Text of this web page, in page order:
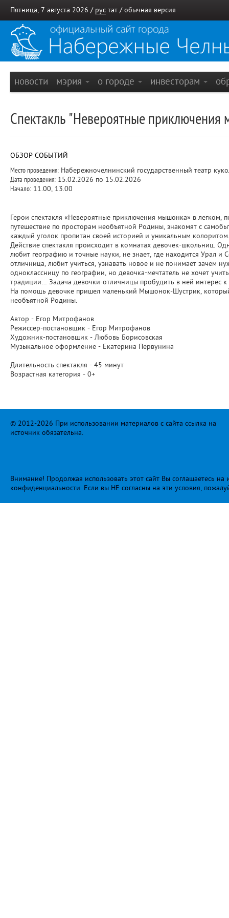
Пятница, 7 августа 2026 / рус тат / обычная версия
новости мэрия о городе инвесторам
Спектакль "Невероятные
ОБЗОР СОБЫТИЙ
Место проведения: Набережночелнинский государственный театр
Дата проведения: 15.02.2026 по 15.02.2026
Начало: 11.00, 13.00
Герои спектакля «Невероятные приключения мышонка» в легком,
путешествие по просторам необъятной Родины, знакомят с
каждый уголок пропитан своей историей и уникальным колоритом.
Действие спектакля происходит в комнатах девочек-школьниц.
любит географию и точные науки, не знает, где находится Урал и
отличница, любит учиться, узнавать новое и не понимает зачем
одноклассницу по географии, но девочка-мечтатель не хочет
традиции… Задача девочки-отличницы пробудить в ней интерес
На помощь девочке пришел маленький Мышонок-Шустрик, который
необъятной Родины.
Автор - Егор Митрофанов
Режиссер-постановщик - Егор Митрофанов
Художник-постановщик - Любовь Борисовская
Музыкальное оформление - Екатерина Первунина
Длительность спектакля - 45 минут
Возрастная категория - 0+
© 2012-2026 При использовании материалов с сайта ссылка на
источник обязательна.
Внимание! Продолжая использовать этот сайт Вы соглашаетесь
конфиденциальности. Если вы НЕ согласны на эти условия,